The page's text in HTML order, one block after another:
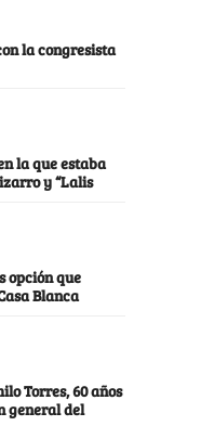
la congresista
la que estaba
y “Lalis
opción que
Blanca
Torres, 60 años
general del